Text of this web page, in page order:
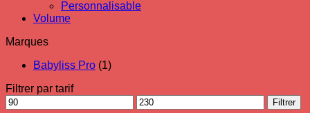
Personnalisable
Volume
Marques
Babyliss Pro (1)
Filtrer par tarif
Prix
Prix
Filtrer